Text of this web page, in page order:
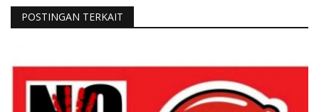
POSTINGAN TERKAIT